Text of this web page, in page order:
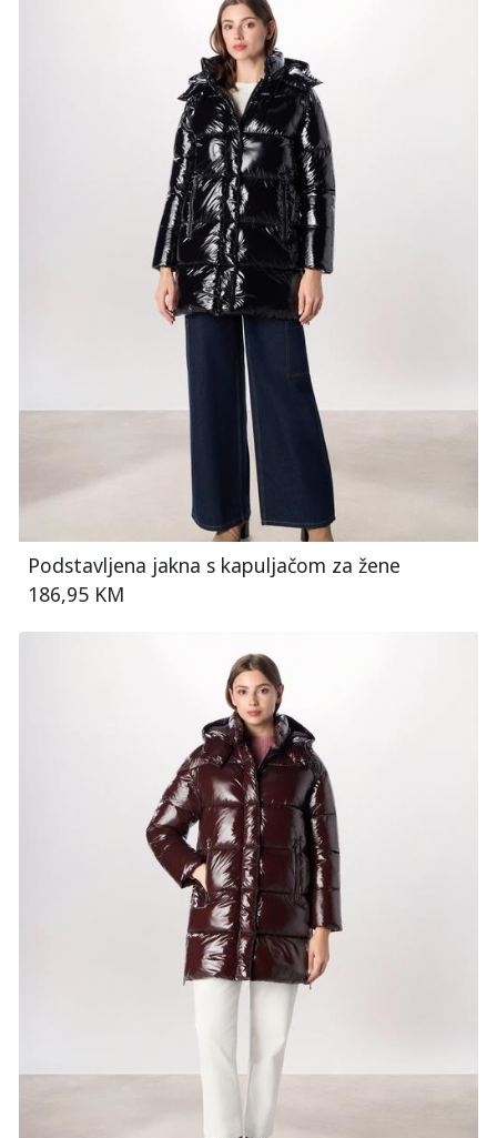
Podstavljena jakna s kapuljačom za žene
186,95 KM